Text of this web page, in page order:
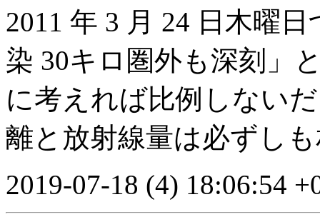
2011 年 3 月 24 日木曜
染 30キロ圏外も深刻」
に考えれば比例しない
離と放射線量は必ずし
2019-07-18 (4) 18:06:54